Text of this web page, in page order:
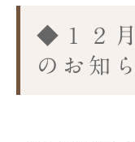
◆１２
のお知